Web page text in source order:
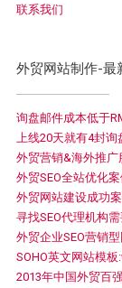
联系我们
外贸网站制作-最
询盘邮件成本低于
上线20天就有4封
外贸营销&海外推广
外贸SEO全站优化
外贸网站建设成功
寻找SEO代理机构
外贸企业SEO营销
SOHO英文网站模
2013年中国外贸百